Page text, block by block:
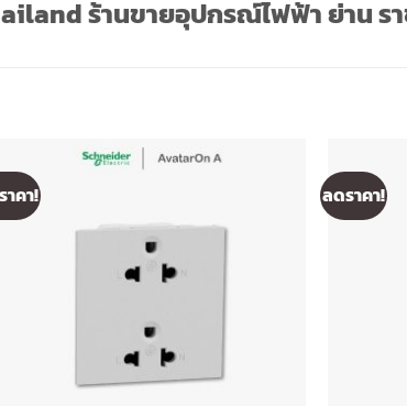
ร้านขายอุปกรณ์ไฟฟ้า ย่าน
าคา! ลดราคา!